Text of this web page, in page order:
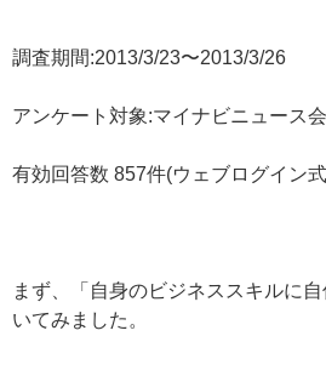
調査期間:2013/3/23〜2013/3/26
アンケート対象:マイナビニュース
有効回答数 857件(ウェブログイン
まず、「自身のビジネススキルに
いてみました。